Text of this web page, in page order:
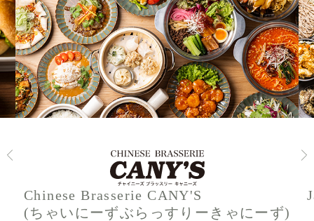
Chinese Brasserie CANY'S
(ちゃいにーずぶらっすりーきゃにーず)